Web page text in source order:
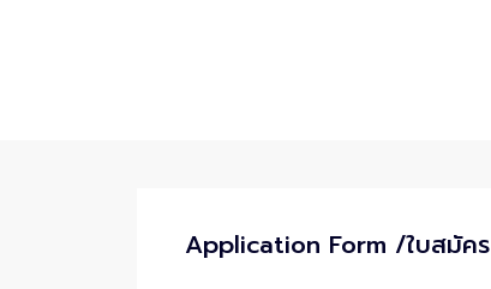
Application Form /ใบสมัคร